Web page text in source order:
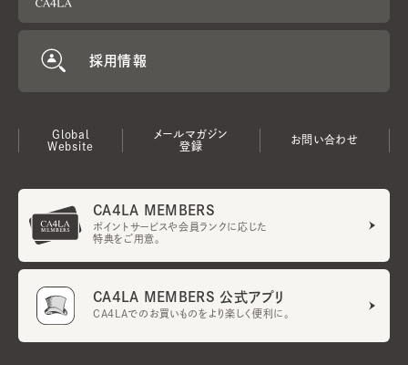
採用情報
Global
Website
メールマガジン
登録
お問い合わせ
CA4LA MEMBERS
ポイントサービスや会員ランクに応じた
特典をご用意。
CA4LA MEMBERS 公式アプリ
CA4LAでのお買いものをより楽しく便利に。